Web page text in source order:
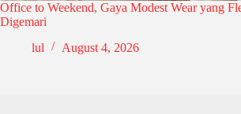
Office to Weekend, Gaya Modest Wear yang
Digemari
lul
August 4, 2026